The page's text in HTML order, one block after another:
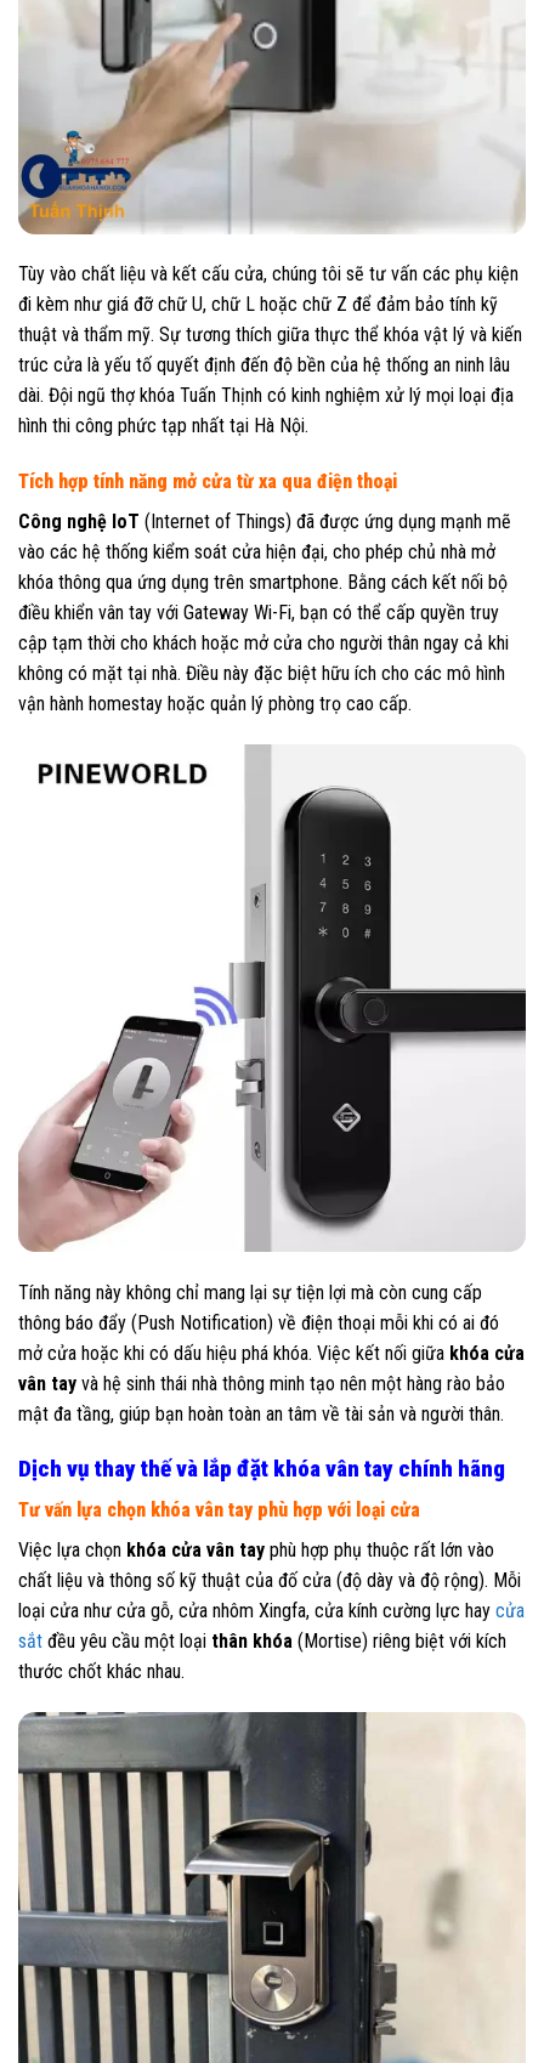
Tùy vào chất liệu và kết cấu cửa, chúng tôi sẽ tư vấn các phụ kiện
đi kèm như giá đỡ chữ U, chữ L hoặc chữ Z để đảm bảo tính kỹ
thuật và thẩm mỹ. Sự tương thích giữa thực thể khóa vật lý và kiến
trúc cửa là yếu tố quyết định đến độ bền của hệ thống an ninh lâu
dài. Đội ngũ thợ khóa Tuấn Thịnh có kinh nghiệm xử lý mọi loại địa
hình thi công phức tạp nhất tại Hà Nội.
Tích hợp tính năng mở cửa từ xa qua điện thoại
Công nghệ IoT (Internet of Things) đã được ứng dụng mạnh mẽ
vào các hệ thống kiểm soát cửa hiện đại, cho phép chủ nhà mở
khóa thông qua ứng dụng trên smartphone. Bằng cách kết nối bộ
điều khiển vân tay với Gateway Wi-Fi, bạn có thể cấp quyền truy
cập tạm thời cho khách hoặc mở cửa cho người thân ngay cả khi
không có mặt tại nhà. Điều này đặc biệt hữu ích cho các mô hình
vận hành homestay hoặc quản lý phòng trọ cao cấp.
Tính năng này không chỉ mang lại sự tiện lợi mà còn cung cấp
thông báo đẩy (Push Notification) về điện thoại mỗi khi có ai đó
mở cửa hoặc khi có dấu hiệu phá khóa. Việc kết nối giữa khóa cửa
vân tay và hệ sinh thái nhà thông minh tạo nên một hàng rào bảo
mật đa tầng, giúp bạn hoàn toàn an tâm về tài sản và người thân.
Dịch vụ thay thế và lắp đặt khóa vân tay chính hãng
Tư vấn lựa chọn khóa vân tay phù hợp với loại cửa
Việc lựa chọn khóa cửa vân tay phù hợp phụ thuộc rất lớn vào
chất liệu và thông số kỹ thuật của đố cửa (độ dày và độ rộng). Mỗi
loại cửa như cửa gỗ, cửa nhôm Xingfa, cửa kính cường lực hay cửa
sắt đều yêu cầu một loại thân khóa (Mortise) riêng biệt với kích
thước chốt khác nhau.